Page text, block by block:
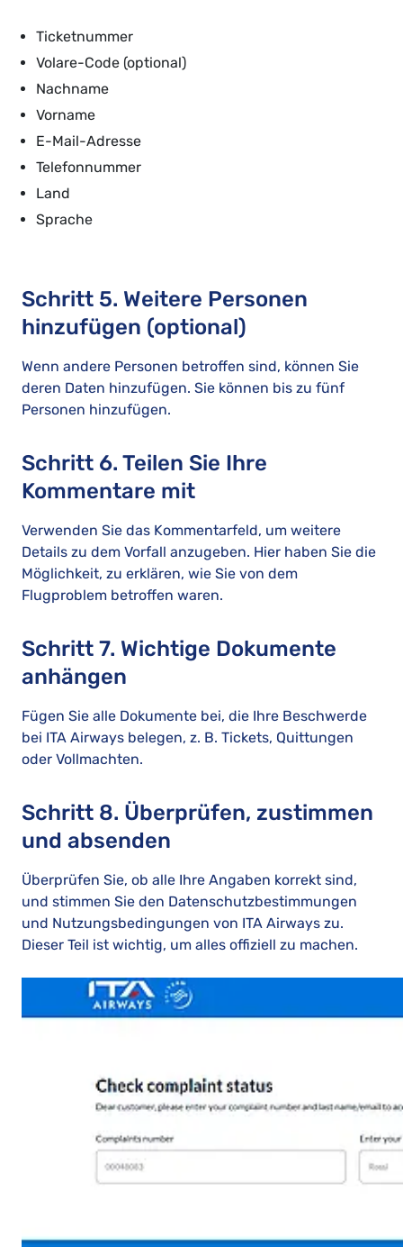
Ticketnummer
Volare-Code (optional)
Nachname
Vorname
E-Mail-Adresse
Telefonnummer
Land
Sprache
Schritt 5. Weitere Personen
hinzufügen (optional)
Wenn andere Personen betroffen sind, können Sie
deren Daten hinzufügen. Sie können bis zu fünf
Personen hinzufügen.
Schritt 6. Teilen Sie Ihre
Kommentare mit
Verwenden Sie das Kommentarfeld, um weitere
Details zu dem Vorfall anzugeben. Hier haben Sie die
Möglichkeit, zu erklären, wie Sie von dem
Flugproblem betroffen waren.
Schritt 7. Wichtige Dokumente
anhängen
Fügen Sie alle Dokumente bei, die Ihre Beschwerde
bei ITA Airways belegen, z. B. Tickets, Quittungen
oder Vollmachten.
Schritt 8. Überprüfen, zustimmen
und absenden
Überprüfen Sie, ob alle Ihre Angaben korrekt sind,
und stimmen Sie den Datenschutzbestimmungen
und Nutzungsbedingungen von ITA Airways zu.
Dieser Teil ist wichtig, um alles offiziell zu machen.